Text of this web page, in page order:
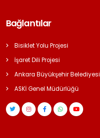
Bağlantılar
Bisiklet Yolu Projesi
İşaret Dili Projesi
Ankara Büyükşehir Belediyesi
ASKİ Genel Müdürlüğü